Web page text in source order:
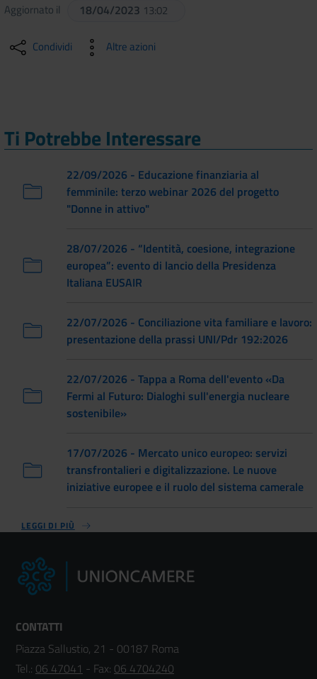
Aggiornato il 18/04/2023 13:02
Condividi Altre azioni
Ti Potrebbe Interessare
22/09/2026 - Educazione finanziaria al
femminile: terzo webinar 2026 del progetto
"Donne in attivo"
28/07/2026 - “Identità, coesione, integrazione
europea”: evento di lancio della Presidenza
Italiana EUSAIR
22/07/2026 - Conciliazione vita familiare e lavoro:
presentazione della prassi UNI/Pdr 192:2026
22/07/2026 - Tappa a Roma dell'evento «Da
Fermi al Futuro: Dialoghi sull'energia nucleare
sostenibile»
17/07/2026 - Mercato unico europeo: servizi
transfrontalieri e digitalizzazione. Le nuove
iniziative europee e il ruolo del sistema camerale
LEGGI DI PIÙ
CONTATTI
Piazza Sallustio, 21 - 00187 Roma
Tel.: 06 47041 - Fax: 06 4704240